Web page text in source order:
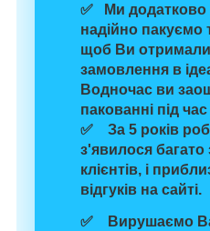
✅ Ми додатково
надійно пакуємо
щоб Ви
замовлення в
Водночас ви
пакованні під
✅ За 5 років
з'явилося багато
клієнтів, і
відгуків на сайті.
✅ Вирушаємо